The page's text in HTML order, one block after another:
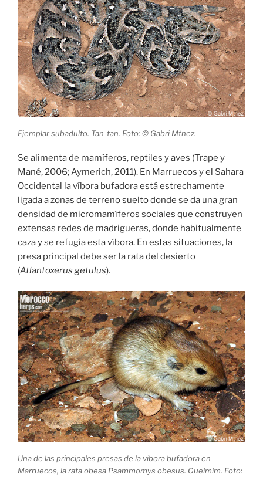
Ejemplar subadulto. Tan-tan. Foto: © Gabri Mtnez.
Se alimenta de mamíferos, reptiles y aves (Trape y
Mané, 2006; Aymerich, 2011). En Marruecos y el Sahara
Occidental la víbora bufadora está estrechamente
ligada a zonas de terreno suelto donde se da una gran
densidad de micromamíferos sociales que construyen
extensas redes de madrigueras, donde habitualmente
caza y se refugia esta víbora. En estas situaciones, la
presa principal debe ser la rata del desierto
(Atlantoxerus getulus).
Una de las principales presas de la víbora bufadora en
Marruecos, la rata obesa Psammomys obesus. Guelmim. Foto: